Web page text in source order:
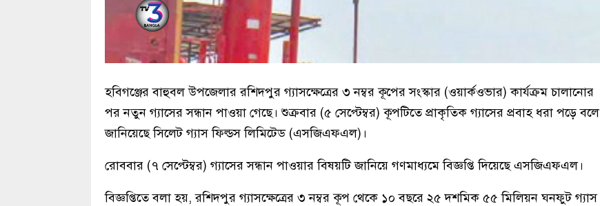
হবিগঞ্জের বাহুবল উপজেলার রশিদপুর গ্যাসক্ষেত্রের ৩ নম্বর কূপের সংস্কার (ওয়ার্কওভার) কার্যক্রম চালানোর
পর নতুন গ্যাসের সন্ধান পাওয়া গেছে। শুক্রবার (৫ সেপ্টেম্বর) কূপটিতে প্রাকৃতিক গ্যাসের প্রবাহ ধরা পড়ে বলে
জানিয়েছে সিলেট গ্যাস ফিল্ডস লিমিটেড (এসজিএফএল)।
রোববার (৭ সেপ্টেম্বর) গ্যাসের সন্ধান পাওয়ার বিষয়টি জানিয়ে গণমাধ্যমে বিজ্ঞপ্তি দিয়েছে এসজিএফএল।
বিজ্ঞপ্তিতে বলা হয়, রশিদপুর গ্যাসক্ষেত্রের ৩ নম্বর কূপ থেকে ১০ বছরে ২৫ দশমিক ৫৫ মিলিয়ন ঘনফুট গ্যাস